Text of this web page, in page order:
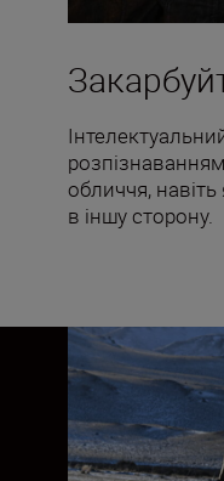
обличчя,
в іншу сторону.